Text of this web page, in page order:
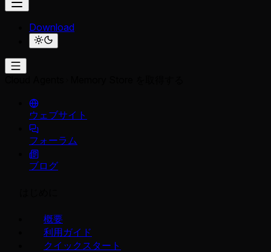
Download
ウェブサイト
フォーラム
ブログ
概要
利用ガイド
クイックスタート